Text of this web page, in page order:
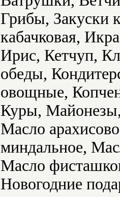
Грибы, Закуски
кабачковая,
Ирис, Кетчуп,
обеды,
овощные,
Куры,
Масло
миндальное,
Масло
Новогодние